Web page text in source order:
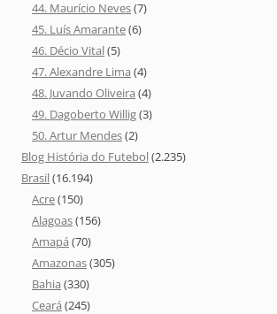
44. Maurício Neves(7)
45. Luís Amarante(6)
46. Décio Vital(5)
47. Alexandre Lima (4)
48. Juvando Oliveira (4)
49. Dagoberto Willig(3)
50. Artur Mendes(2)
Blog História do Futebol(2.235)
Brasil(16.194)
Acre(150)
Alagoas(156)
Amapá (70)
Amazonas(305)
Bahia (330)
Ceará (245)